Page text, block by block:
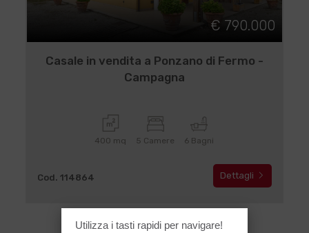
€ 790.000
Casale in vendita a Ponzano di Fermo -
Campagna
400 mq 5 Camere 6 Bagni
Cod. 114864 Dettagli
Utilizza i tasti rapidi per navigare!